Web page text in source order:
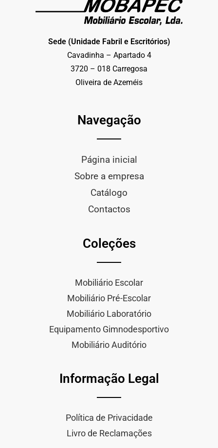
Sede (Unidade Fabril e Escritórios)
Cavadinha – Apartado 4
3720 – 018 Carregosa
Oliveira de Azeméis
Navegação
Página inicial
Sobre a empresa
Catálogo
Contactos
Coleções
Mobiliário Escolar
Mobiliário Pré-Escolar
Mobiliário Laboratório
Equipamento Gimnodesportivo
Mobiliário Auditório
Informação Legal
Política de Privacidade
Livro de Reclamações